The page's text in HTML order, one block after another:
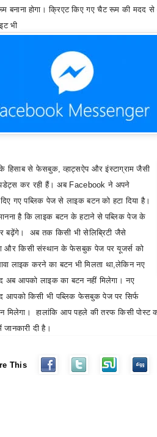
बनाना होगा। क्रिएट किए गए चैट रूम की
भी
हिसाब से फेसबुक,व्हाट्सऐप और इंस्टाग्राम जैसी
कर रही हैं। अब Facebookने अपने
दिए गए पब्लिक पेज से लाइक बटन को हटा दिया है।
है कि लाइक बटन के हटाने से पब्लिक पेज के
बढ़ेंगे। अब तक किसी भी सेलिब्रिटी जैसे
और किसी संस्थान के फेसबुक पेज पर यूजर्स को
लाइक करने का बटन भी मिलता था,लेकिन नए
अब आपको लाइक का बटन नहीं मिलेगा। नए
आपको किसी भी पब्लिक फेसबुक पेज पर सिर्फ
मिलेगा। हालांकि आप पहले की तरफ किसी
दी है।
This